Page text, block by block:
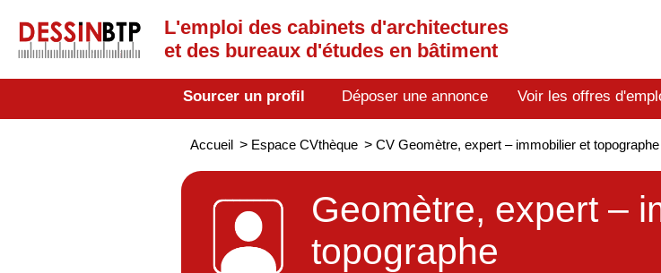
L'emploi des cabinets d'architectures
et des bureaux d'études en bâtiment
Sourcer un profil Déposer une annonce Voir les offres
Accueil > Espace CVthèque > CV Geomètre, expert – immobilier et
Geomètre, expert –
topographe